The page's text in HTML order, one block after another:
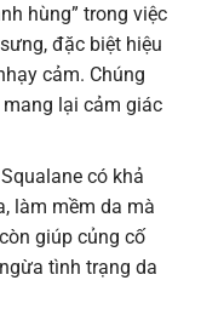
hùng” trong việc
đặc biệt hiệu
cảm. Chúng
lại cảm giác
có khả
làm mềm da mà
giúp củng cố
tình trạng da